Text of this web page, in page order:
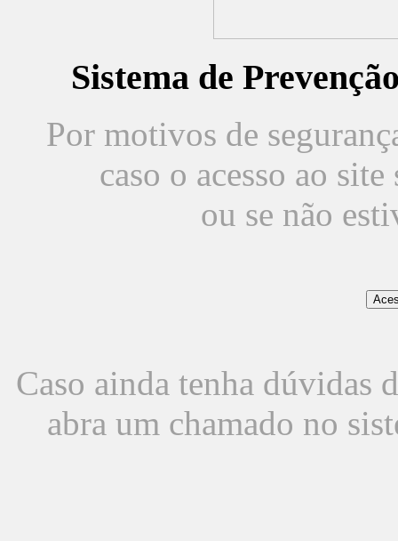
Sistema de
Por motivos de
caso o acesso ao
ou se não
Caso ainda tenha dúvidas
abra um chamado no